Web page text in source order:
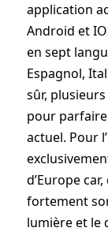
application
Android et
en sept
Espagnol,
sûr,
pour
actuel. Pour
d’Europe
fortement
lumière et le